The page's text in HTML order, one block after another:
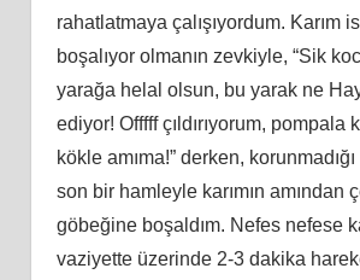
rahatlatmaya çalışıyordum. Karım
boşalıyor olmanın zevkiyle, “Sik
yarağa helal olsun, bu yarak ne
ediyor! Offfff çıldırıyorum, pompala
kökle amıma!” derken, korunmadığı
son bir hamleyle karımın amından
göbeğine boşaldım. Nefes nefese
vaziyette üzerinde 2-3 dakika